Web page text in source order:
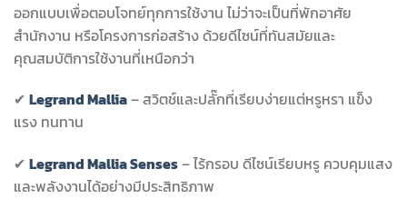
ออกแบบเพื่อตอบโจทย์ทุกการใช้งาน ไม่ว่าจะเป็นที่พักอาศัย
สำนักงาน หรือโครงการก่อสร้าง ด้วยดีไซน์ที่ทันสมัยและ
คุณสมบัติการใช้งานที่เหนือกว่า
✔ Legrand Mallia– สวิตช์และปลั๊กที่เรียบง่ายแต่หรูหรา แข็ง
แรง ทนทาน
✔ Legrand Mallia Senses– ไร้กรอบ ดีไซน์เรียบหรู ควบคุมแสง
และพลังงานได้อย่างมีประสิทธิภาพ